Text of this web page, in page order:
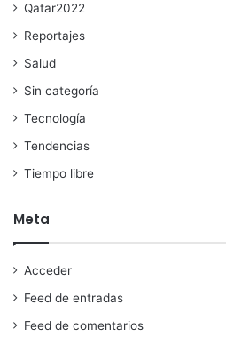
Qatar2022
Reportajes
Salud
Sin categoría
Tecnología
Tendencias
Tiempo libre
Meta
Acceder
Feed de entradas
Feed de comentarios